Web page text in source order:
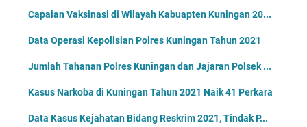
Capaian Vaksinasi di Wilayah Kabuapten Kuningan 20...
Data Operasi Kepolisian Polres Kuningan Tahun 2021
Jumlah Tahanan Polres Kuningan dan Jajaran Polsek ...
Kasus Narkoba di Kuningan Tahun 2021 Naik 41 Perkara
Data Kasus Kejahatan Bidang Reskrim 2021, Tindak P...